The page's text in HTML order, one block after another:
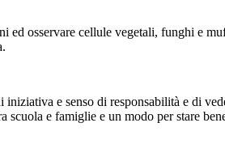
ed osservare cellule vegetali, funghi e
e senso di responsabilità e di
e famiglie e un modo per stare